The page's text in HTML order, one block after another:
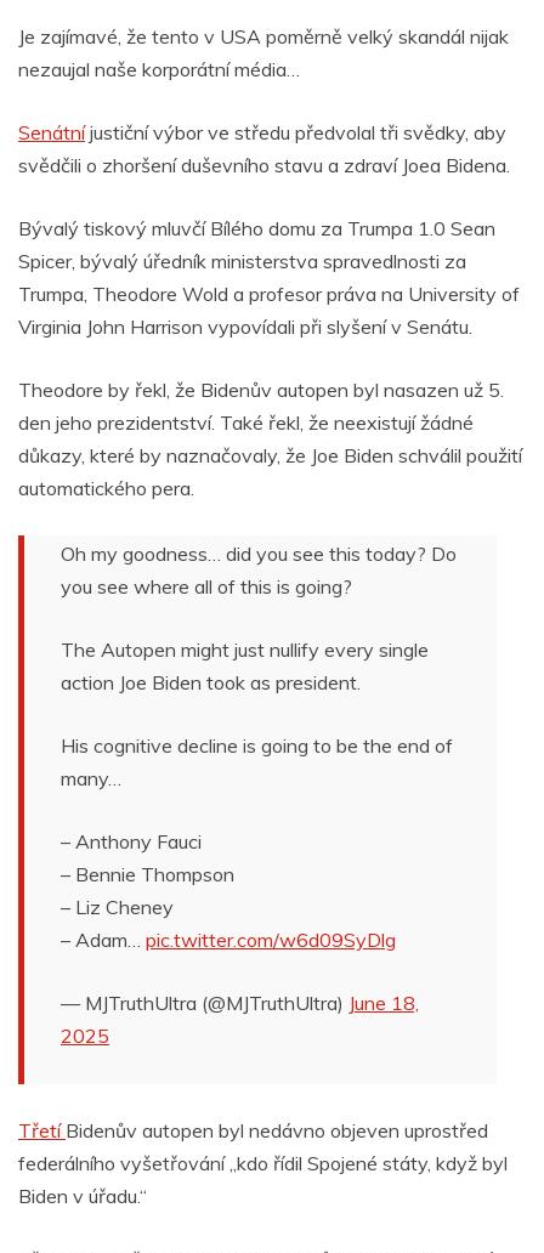
Je zajímavé, že tento v USA poměrně velký skandál nijak
nezaujal naše korporátní média…
Senátníjustiční výbor ve středu předvolal tři svědky, aby
svědčili o zhoršení duševního stavu a zdraví Joea Bidena.
Bývalý tiskový mluvčí Bílého domu za Trumpa 1.0 Sean
Spicer, bývalý úředník ministerstva spravedlnosti za
Trumpa, Theodore Wold a profesor práva na University of
Virginia John Harrison vypovídali při slyšení v Senátu.
Theodore by řekl, že Bidenův autopen byl nasazen už 5.
den jeho prezidentství. Také řekl, že neexistují žádné
důkazy, které by naznačovaly, že Joe Biden schválil použití
automatického pera.
Oh my goodness… did you see this today? Do
you see where all of this is going?
The Autopen might just nullify every single
action Joe Biden took as president.
His cognitive decline is going to be the end of
many…
– Anthony Fauci
– Bennie Thompson
– Liz Cheney
– Adam… pic.twitter.com/w6d09SyDlg
— MJTruthUltra (@MJTruthUltra) June 18,
2025
Třetí Bidenův autopen byl nedávno objeven uprostřed
federálního vyšetřování „kdo řídil Spojené státy, když byl
Biden v úřadu.“